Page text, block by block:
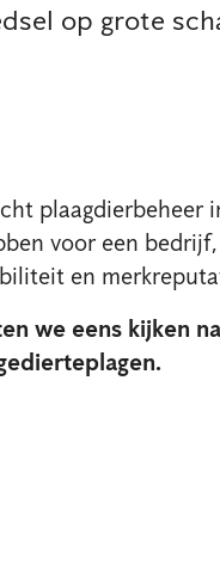
op grote
plaagdierbeheer
voor een
en
we eens kijken